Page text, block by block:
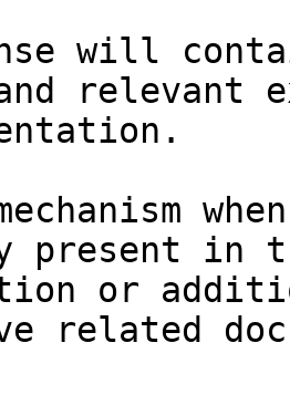
will
relevant
in
or